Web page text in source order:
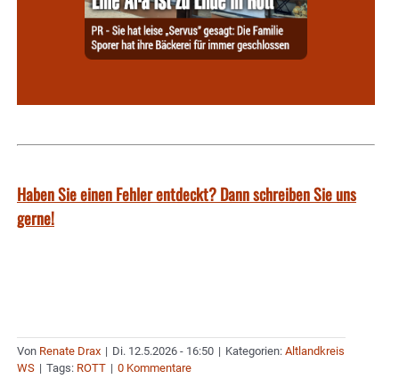
Haben Sie einen Fehler entdeckt? Dann schreiben Sie uns
gerne!
Von Renate Drax | Di. 12.5.2026 - 16:50 | Kategorien: Altlandkreis
WS | Tags: ROTT | 0 Kommentare